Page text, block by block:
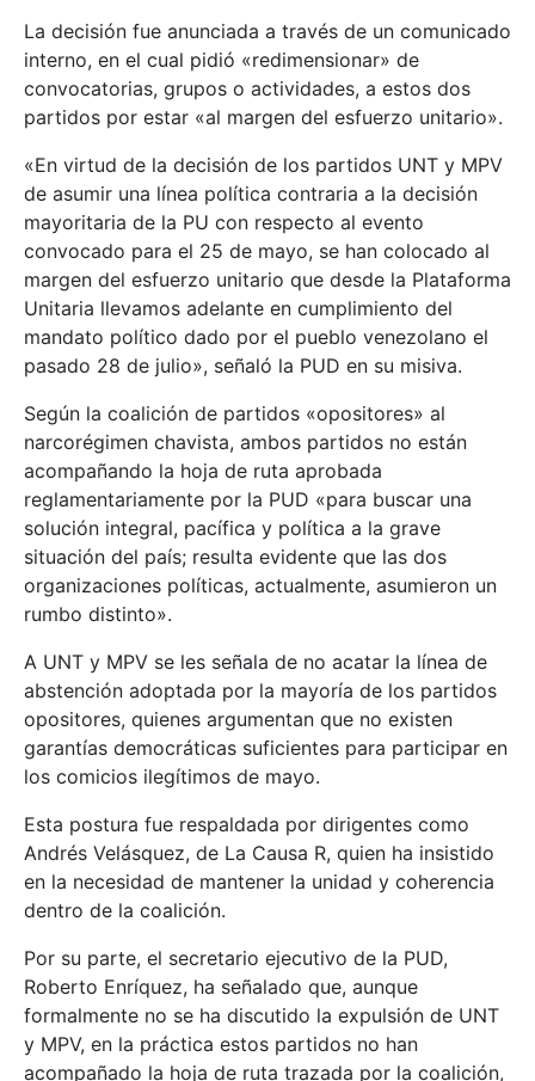
La decisión fue anunciada a través de un comunicado
interno, en el cual pidió «redimensionar» de
convocatorias, grupos o actividades, a estos dos
partidos por estar «al margen del esfuerzo unitario».
«En virtud de la decisión de los partidos UNT y MPV
de asumir una línea política contraria a la decisión
mayoritaria de la PU con respecto al evento
convocado para el 25 de mayo, se han colocado al
margen del esfuerzo unitario que desde la Plataforma
Unitaria llevamos adelante en cumplimiento del
mandato político dado por el pueblo venezolano el
pasado 28 de julio», señaló la PUD en su misiva.
Según la coalición de partidos «opositores» al
narcorégimen chavista, ambos partidos no están
acompañando la hoja de ruta aprobada
reglamentariamente por la PUD «para buscar una
solución integral, pacífica y política a la grave
situación del país; resulta evidente que las dos
organizaciones políticas, actualmente, asumieron un
rumbo distinto».
A UNT y MPV se les señala de no acatar la línea de
abstención adoptada por la mayoría de los partidos
opositores, quienes argumentan que no existen
garantías democráticas suficientes para participar en
los comicios ilegítimos de mayo.
Esta postura fue respaldada por dirigentes como
Andrés Velásquez, de La Causa R, quien ha insistido
en la necesidad de mantener la unidad y coherencia
dentro de la coalición.
Por su parte, el secretario ejecutivo de la PUD,
Roberto Enríquez, ha señalado que, aunque
formalmente no se ha discutido la expulsión de UNT
y MPV, en la práctica estos partidos no han
acompañado la hoja de ruta trazada por la coalición,